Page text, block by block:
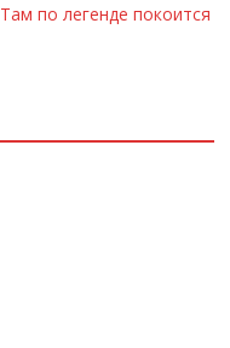
Там по легенде покоится